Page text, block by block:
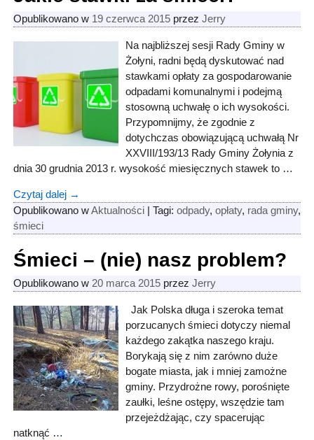
Opublikowano w 19 czerwca 2015 przez Jerry
Na najbliższej sesji Rady Gminy w
Żołyni, radni będą dyskutować nad
stawkami opłaty za gospodarowanie
odpadami komunalnymi i podejmą
stosowną uchwałę o ich wysokości.
Przypomnijmy, że zgodnie z
dotychczas obowiązującą uchwałą Nr
XXVIII/193/13 Rady Gminy Żołynia z
dnia 30 grudnia 2013 r. wysokość miesięcznych stawek to …
Czytaj dalej →
Opublikowano w Aktualności| Tagi: odpady, opłaty, rada gminy,
śmieci
Śmieci – (nie) nasz problem?
Opublikowano w 20 marca 2015 przez Jerry
Jak Polska długa i szeroka temat
porzucanych śmieci dotyczy niemal
każdego zakątka naszego kraju.
Borykają się z nim zarówno duże
bogate miasta, jak i mniej zamożne
gminy. Przydrożne rowy, porośnięte
zaułki, leśne ostępy, wszędzie tam
przejeżdżając, czy spacerując
natknąć …